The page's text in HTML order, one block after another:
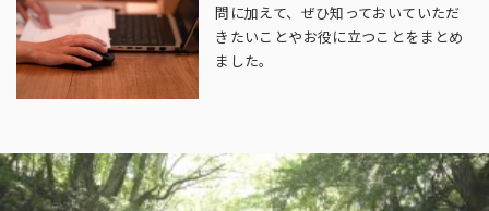
問に加えて、ぜひ知っておいていただ
きたいことやお役に立つことをまとめ
ました。